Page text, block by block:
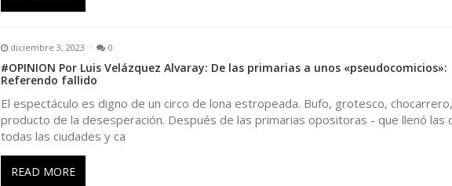
diciembre 3, 2023 0
#OPINION Por Luis Velázquez Alvaray: De las primarias a unos «pseudocomicios»:
Referendo fallido
El espectáculo es digno de un circo de lona estropeada. Bufo, grotesco, chocarrero,
producto de la desesperación. Después de las primarias opositoras - que llenó las
todas las ciudades y ca
READ MORE